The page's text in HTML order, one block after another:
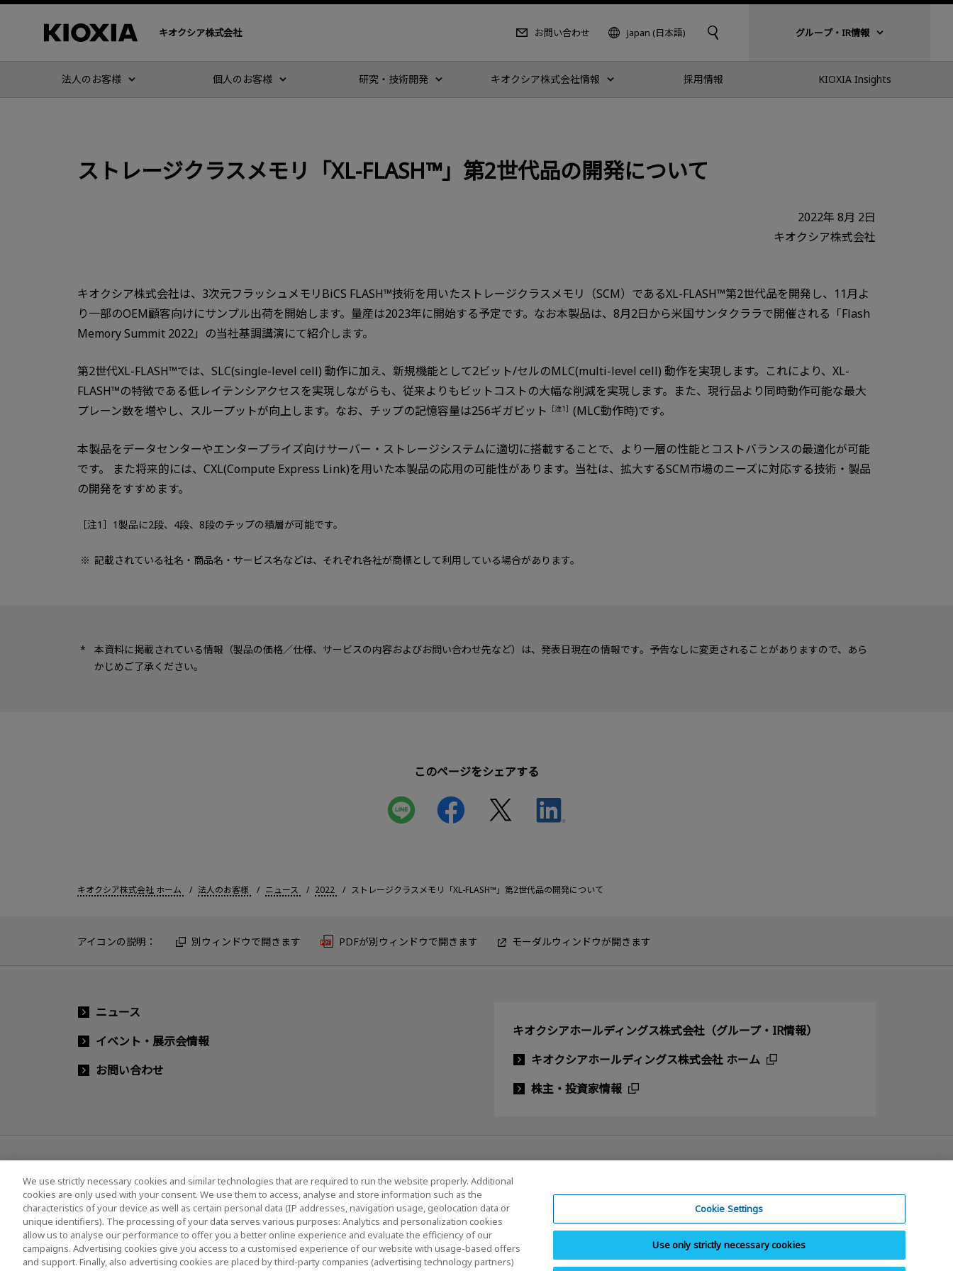
キオクシア株式会社 お問い合わせ Japan (日本語) グループ・IR情報
法人のお客様 個人のお客様 研究・技術開発 キオクシア株式会社情報 採用情報 KIOXIA Insights
ストレージクラスメモリ「XL-FLASH™」第2世代品の開発について
2022年 8月 2日
キオクシア株式会社
キオクシア株式会社は、3次元フラッシュメモリBiCS FLASH™技術を用いたストレージクラスメモリ（SCM）であるXL-FLASH™第2世代品を開発し、11月よ
り一部のOEM顧客向けにサンプル出荷を開始します。量産は2023年に開始する予定です。なお本製品は、8月2日から米国サンタクララで開催される「Flash
Memory Summit 2022」の当社基調講演にて紹介します。
第2世代XL-FLASH™では、SLC(single-level cell) 動作に加え、新規機能として2ビット/セルのMLC(multi-level cell) 動作を実現します。これにより、XL-
FLASH™の特徴である低レイテンシアクセスを実現しながらも、従来よりもビットコストの大幅な削減を実現します。また、現行品より同時動作可能な最大
プレーン数を増やし、スループットが向上します。なお、チップの記憶容量は256ギガビット
［注1］ (MLC動作時)です。
本製品をデータセンターやエンタープライズ向けサーバー・ストレージシステムに適切に搭載することで、より一層の性能とコストバランスの最適化が可能
です。 また将来的には、CXL(Compute Express Link)を用いた本製品の応用の可能性があります。当社は、拡大するSCM市場のニーズに対応する技術・製品
の開発をすすめます。
［注1］1製品に2段、4段、8段のチップの積層が可能です。
記載されている社名・商品名・サービス名などは、それぞれ各社が商標として利用している場合があります。
本資料に掲載されている情報（製品の価格／仕様、サービスの内容およびお問い合わせ先など）は、発表日現在の情報です。予告なしに変更されることがありますので、あら
かじめご了承ください。
このページをシェアする
キオクシア株式会社 ホーム 法人のお客様 ニュース 2022 ストレージクラスメモリ「XL-FLASH™」第2世代品の開発について
アイコンの説明： 別ウィンドウで開きます PDFが別ウィンドウで開きます モーダルウィンドウが開きます
ニュース
イベント・展示会情報
お問い合わせ
キオクシアホールディングス株式会社（グループ・IR情報）
キオクシアホールディングス株式会社 ホーム
株主・投資家情報
ソーシャルメディア公式アカウント一覧 ソーシャルメディアポリシー
We use strictly necessary cookies and similar technologies that are required to run the website properly. Additional
cookies are only used with your consent. We use them to access, analyse and store information such as the
characteristics of your device as well as certain personal data (IP addresses, navigation usage, geolocation data or
unique identifiers). The processing of your data serves various purposes: Analytics and personalization cookies
allow us to analyse our performance to offer you a better online experience and evaluate the efficiency of our
campaigns. Advertising cookies give you access to a customised experience of our website with usage-based offers
and support. Finally, also advertising cookies are placed by third-party companies (advertising technology partners)
Cookie Settings
Use only strictly necessary cookies